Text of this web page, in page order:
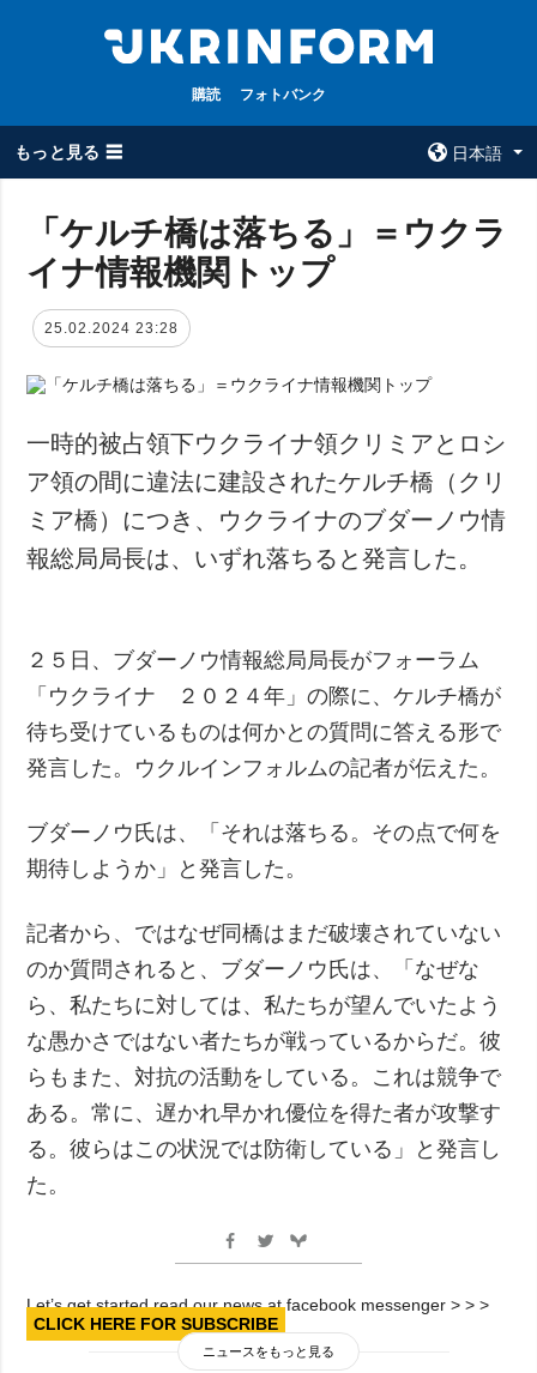
購読 フォトバンク
もっと見る ☰
日本語
全てのトピック
被占領地
政治
防衛
社会・文化
スポーツ
犯罪
ウクルインフォ
コンタクト
追加
特集
インタビュー
写真
サービス
購読
フォトバンク
「ケルチ橋は落ちる」＝ウクラ
イナ情報機関トップ
25.02.2024 23:28
一時的被占領下ウクライナ領クリミアとロシ
ア領の間に違法に建設されたケルチ橋（クリ
ミア橋）につき、ウクライナのブダーノウ情
報総局局長は、いずれ落ちると発言した。
２５日、ブダーノウ情報総局局長がフォーラム
「ウクライナ ２０２４年」の際に、ケルチ橋が
待ち受けているものは何かとの質問に答える形で
発言した。ウクルインフォルムの記者が伝えた。
ブダーノウ氏は、「それは落ちる。その点で何を
期待しようか」と発言した。
記者から、ではなぜ同橋はまだ破壊されていない
のか質問されると、ブダーノウ氏は、「なぜな
ら、私たちに対しては、私たちが望んでいたよう
な愚かさではない者たちが戦っているからだ。彼
らもまた、対抗の活動をしている。これは競争で
ある。常に、遅かれ早かれ優位を得た者が攻撃す
る。彼らはこの状況では防衛している」と発言し
た。
Let’s get started read our news at facebook messenger > > >
CLICK HERE FOR SUBSCRIBE
ニュースをもっと見る